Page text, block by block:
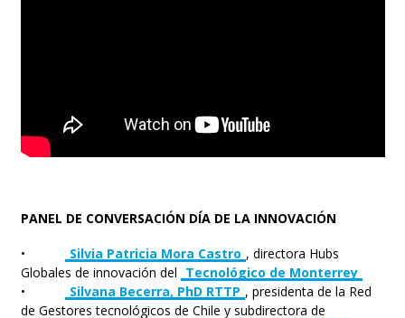
PANEL DE CONVERSACIÓN DÍA DE LA INNOVACIÓN
• Silvia Patricia Mora Castro , directora Hubs
Globales de innovación del Tecnológico de Monterrey
•
Silvana Becerra, PhD RTTP , presidenta de la Red
de Gestores tecnológicos de Chile y subdirectora de